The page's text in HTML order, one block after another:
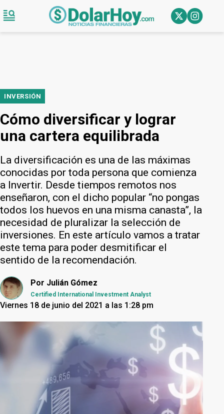
INVERSIÓN
Cómo diversificar y lograr
una cartera equilibrada
La diversificación es una de las máximas
conocidas por toda persona que comienza
a Invertir. Desde tiempos remotos nos
enseñaron, con el dicho popular “no pongas
todos los huevos en una misma canasta”, la
necesidad de pluralizar la selección de
inversiones. En este artículo vamos a tratar
este tema para poder desmitificar el
sentido de la recomendación.
Por Julián Gómez
Certified International Investment Analyst
Viernes 18 de junio del 2021 a las 1:28 pm